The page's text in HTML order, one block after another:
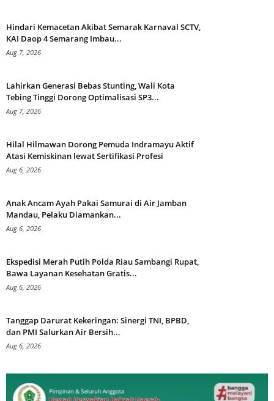
Hindari Kemacetan Akibat Semarak Karnaval SCTV,
KAI Daop 4 Semarang Imbau...
Aug 7, 2026
Lahirkan Generasi Bebas Stunting, Wali Kota
Tebing Tinggi Dorong Optimalisasi SP3...
Aug 7, 2026
Hilal Hilmawan Dorong Pemuda Indramayu Aktif
Atasi Kemiskinan lewat Sertifikasi Profesi
Aug 6, 2026
Anak Ancam Ayah Pakai Samurai di Air Jamban
Mandau, Pelaku Diamankan...
Aug 6, 2026
Ekspedisi Merah Putih Polda Riau Sambangi Rupat,
Bawa Layanan Kesehatan Gratis...
Aug 6, 2026
Tanggap Darurat Kekeringan: Sinergi TNI, BPBD,
dan PMI Salurkan Air Bersih...
Aug 6, 2026